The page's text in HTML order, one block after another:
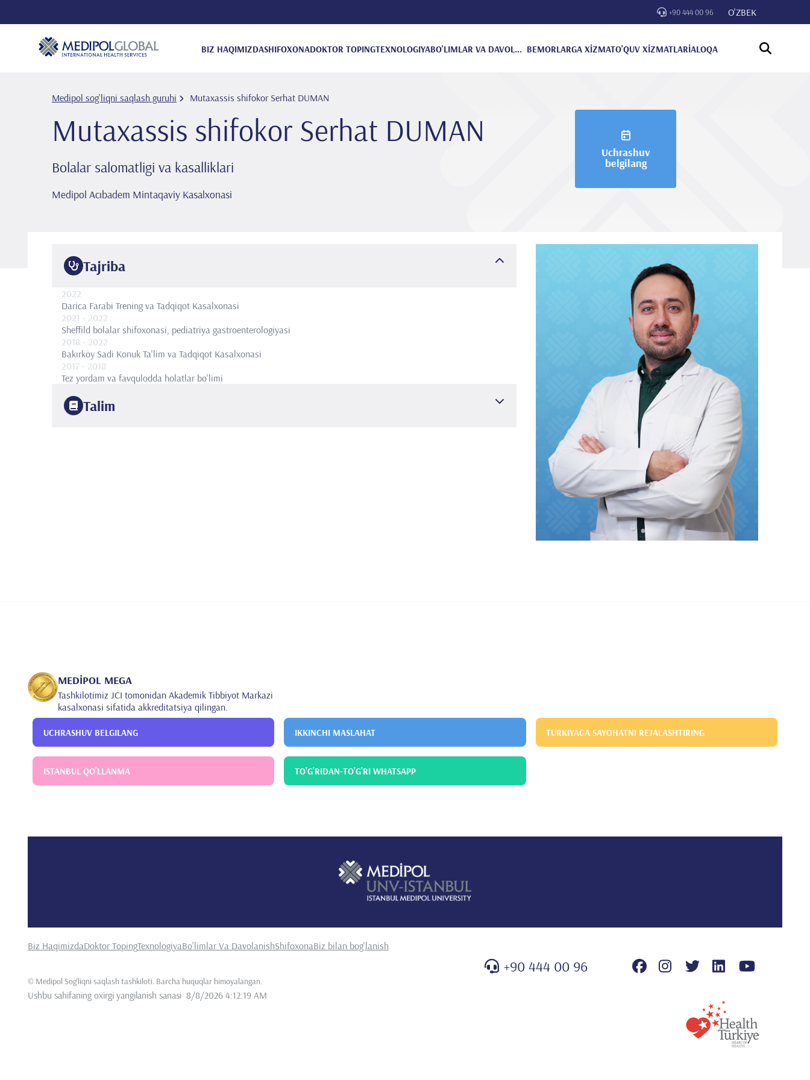
+90 444 00 96 O'ZBEK
BIZ HAQIMIZDASHIFOXONADOKTOR TOPINGTEXNOLOGIYA BO'LIMLAR VA DAVOLANISH BEMORLARGA XİZMATO'QUV XİZMATLARİALOQA
Medipol sog'liqni saqlash guruhi Mutaxassis shifokor Serhat DUMAN
Mutaxassis shifokor Serhat DUMAN
Bolalar salomatligi va kasalliklari
Medipol Acıbadem Mintaqaviy Kasalxonasi
Uchrashuv
belgilang
Tajriba
2022
Darica Farabi Trening va Tadqiqot Kasalxonasi
2021 - 2022
Sheffild bolalar shifoxonasi, pediatriya gastroenterologiyasi
2018 - 2022
Bakırköy Sadi Konuk Ta'lim va Tadqiqot Kasalxonasi
2017 - 2018
Tez yordam va favqulodda holatlar bo'limi
Talim
MEDİPOL MEGA
Tashkilotimiz JCI tomonidan Akademik Tibbiyot Markazi
kasalxonasi sifatida akkreditatsiya qilingan.
UCHRASHUV BELGILANG IKKINCHI MASLAHAT TURKIYAGA SAYOHATNI REJALASHTIRING
ISTANBUL QO'LLANMA TO'G'RIDAN-TO'G'RI WHATSAPP
Biz HaqimizdaDoktor TopingTexnologiyaBo'limlar Va DavolanishShifoxonaBiz bilan bog'lanish
© Medipol Sog'liqni saqlash tashkiloti. Barcha huquqlar himoyalangan.
Ushbu sahifaning oxirgi yangilanish sanasi 8/8/2026 4:12:19 AM
+90 444 00 96